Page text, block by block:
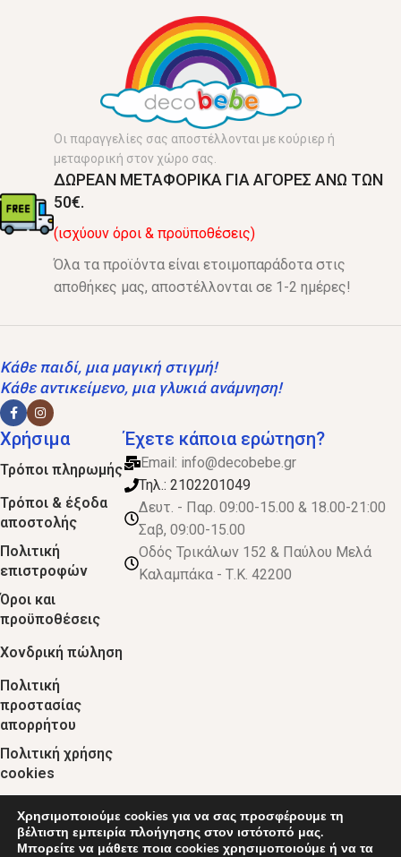
Οι παραγγελίες σας αποστέλλονται με κούριερ ή
μεταφορική στον χώρο σας.
ΔΩΡΕΑΝ ΜΕΤΑΦΟΡΙΚΑ ΓΙΑ ΑΓΟΡΕΣ ΑΝΩ ΤΩΝ
50€.
(ισχύουν όροι & προϋποθέσεις)
Όλα τα προϊόντα είναι ετοιμοπαράδοτα στις
αποθήκες μας, αποστέλλονται σε 1-2 ημέρες!
Κάθε παιδί, μια μαγική στιγμή!
Κάθε αντικείμενο, μια γλυκιά ανάμνηση!
Χρήσιμα
Τρόποι πληρωμής
Τρόποι & έξοδα
αποστολής
Πολιτική
επιστροφών
Όροι και
προϋποθέσεις
Χονδρική πώληση
Πολιτική
προστασίας
απορρήτου
Πολιτική χρήσης
cookies
Έχετε κάποια ερώτηση?
Email: info@decobebe.gr
Τηλ.: 2102201049
Δευτ. - Παρ. 09:00-15.00 & 18.00-21:00
Σαβ, 09:00-15.00
Οδός Τρικάλων 152 & Παύλου Μελά
Καλαμπάκα - Τ.Κ. 42200
© 2024 :: decobebe.gr
Χρησιμοποιούμε cookies για να σας προσφέρουμε τη
βέλτιστη εμπειρία πλοήγησης στον ιστότοπό μας.
Μπορείτε να μάθετε ποια cookies χρησιμοποιούμε ή να τα